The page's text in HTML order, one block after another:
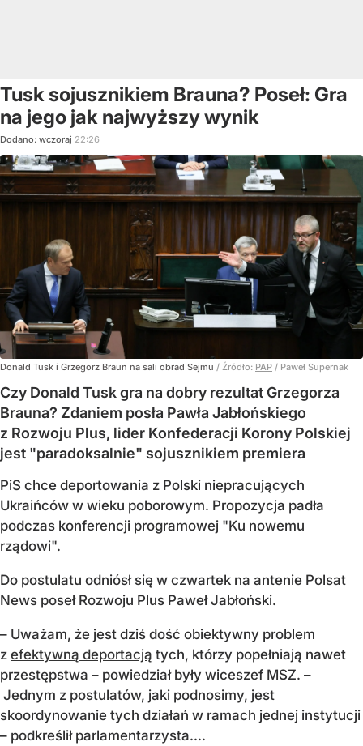
Tusk sojusznikiem Brauna? Poseł: Gra
na jego jak najwyższy wynik
Dodano: wczoraj 22:26
Donald Tusk i Grzegorz Braun na sali obrad Sejmu / Źródło: PAP / Paweł Supernak
Czy Donald Tusk gra na dobry rezultat Grzegorza
Brauna? Zdaniem posła Pawła Jabłońskiego
z Rozwoju Plus, lider Konfederacji Korony Polskiej
jest "paradoksalnie" sojusznikiem premiera
PiS chce deportowania z Polski niepracujących
Ukraińców w wieku poborowym. Propozycja padła
podczas konferencji programowej "Ku nowemu
rządowi".
Do postulatu odniósł się w czwartek na antenie Polsat
News poseł Rozwoju Plus Paweł Jabłoński.
– Uważam, że jest dziś dość obiektywny problem
z efektywną deportacją tych, którzy popełniają nawet
przestępstwa – powiedział były wiceszef MSZ. –
Jednym z postulatów, jaki podnosimy, jest
skoordynowanie tych działań w ramach jednej instytucji
– podkreślił parlamentarzysta....